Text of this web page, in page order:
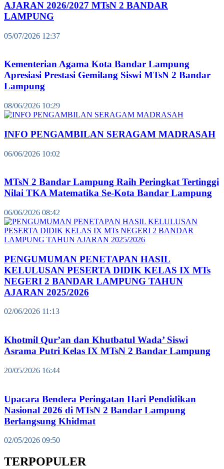
AJARAN 2026/2027 MTsN 2 BANDAR
LAMPUNG
05/07/2026 12:37
Kementerian Agama Kota Bandar Lampung
Apresiasi Prestasi Gemilang Siswi MTsN 2 Bandar
Lampung
08/06/2026 10:29
INFO PENGAMBILAN SERAGAM MADRASAH
06/06/2026 10:02
MTsN 2 Bandar Lampung Raih Peringkat Tertinggi
Nilai TKA Matematika Se-Kota Bandar Lampung
06/06/2026 08:42
PENGUMUMAN PENETAPAN HASIL
KELULUSAN PESERTA DIDIK KELAS IX MTs
NEGERI 2 BANDAR LAMPUNG TAHUN
AJARAN 2025/2026
02/06/2026 11:13
Khotmil Qur’an dan Khutbatul Wada’ Siswi
Asrama Putri Kelas IX MTsN 2 Bandar Lampung
20/05/2026 16:44
Upacara Bendera Peringatan Hari Pendidikan
Nasional 2026 di MTsN 2 Bandar Lampung
Berlangsung Khidmat
02/05/2026 09:50
TERPOPULER